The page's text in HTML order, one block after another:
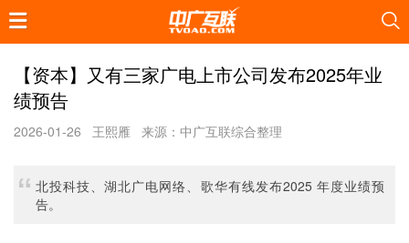
【资本】又有三家广电上市公司发布2025年业
绩预告
2026-01-26 王熙雁 来源：中广互联综合整理
北投科技、湖北广电网络、歌华有线发布2025 年度业绩预
告。